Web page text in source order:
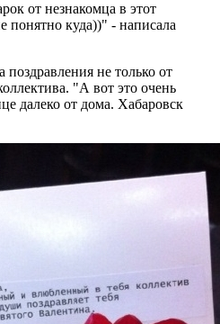
от незнакомца в этот
понятно куда))" - написала
не только от
"А вот это очень
далеко от дома. Хабаровск